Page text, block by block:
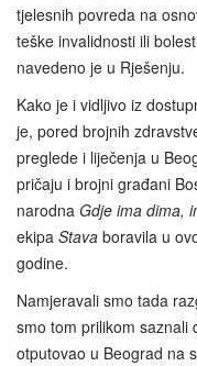
tjelesnih povreda na
teške invalidnosti ili
navedeno je u Rješenju.
Kako je i vidljivo iz
je, pored brojnih
preglede i liječenja u
pričaju i brojni građani
narodna Gdje ima dima,
ekipa Stava boravila u
godine.
Namjeravali smo tada
smo tom prilikom saznali
otputovao u Beograd na